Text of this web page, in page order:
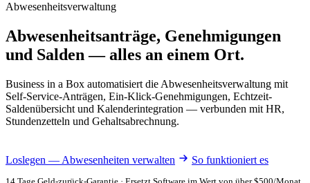
Abwesenheitsverwaltung
Abwesenheitsanträge, Genehmigungen
und Salden — alles an einem Ort.
Business in a Box automatisiert die Abwesenheitsverwaltung mit
Self-Service-Anträgen, Ein-Klick-Genehmigungen, Echtzeit-
Saldenübersicht und Kalenderintegration — verbunden mit HR,
Stundenzetteln und Gehaltsabrechnung.
Loslegen — Abwesenheiten verwalten So funktioniert es